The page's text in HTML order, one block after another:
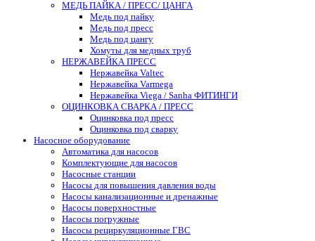
МЕДЬ ПАЙКА / ПРЕСС/ ЦАНГА
Медь под пайку
Медь под пресс
Медь под цангу
Хомуты для медных труб
НЕРЖАВЕЙКА ПРЕСС
Нержавейка Valtec
Нержавейка Varmega
Нержавейка Viega / Sanha ФИТИНГИ
ОЦИНКОВКА СВАРКА / ПРЕСС
Оцинковка под пресс
Оцинковка под сварку
Насосное оборудование
Автоматика для насосов
Комплектующие для насосов
Насосные станции
Насосы для повышения давления воды
Насосы канализационные и дренажные
Насосы поверхностные
Насосы погружные
Насосы рециркуляционные ГВС